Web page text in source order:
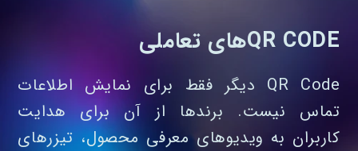
QR CODEهای تعاملی
QR Code دیگر فقط برای نمایش اطلاعات
تماس نیست. برندها از آن برای هدایت
کاربران به ویدیوهای معرفی محصول، تیزرهای